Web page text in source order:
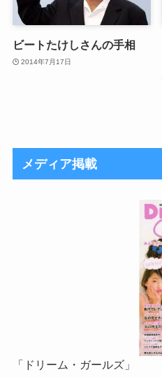
ビートたけしさんの手相
2014年7月17日
メディア掲載
「ドリーム・ガールズ」